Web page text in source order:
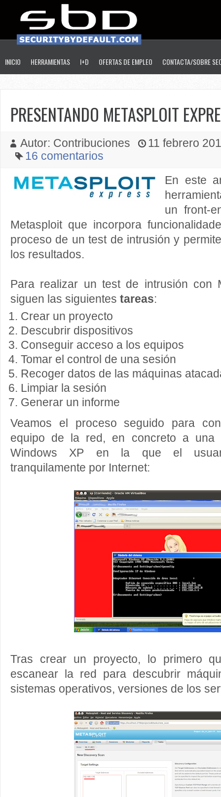
INICIO HERRAMIENTAS I+D OFERTAS DE EMPLEO CONTACTA/SOBRE
PRESENTANDO METASPLOIT
Autor: Contribuciones
11 febrero
16 comentarios
En este
un front-
Metasploit que incorpora
proceso de un test de intrusión y
los resultados.
Para realizar un test de intrusión con
siguen las siguientes tareas:
Crear un proyecto
Descubrir dispositivos
Conseguir acceso a los equipos
Tomar el control de una sesión
Recoger datos de las máquinas
Limpiar la sesión
Generar un informe
Veamos el proceso seguido para
equipo de la red, en concreto a una
Windows XP en la que el
tranquilamente por Internet:
Tras crear un proyecto, lo primero
escanear la red para descubrir
sistemas operativos, versiones de los